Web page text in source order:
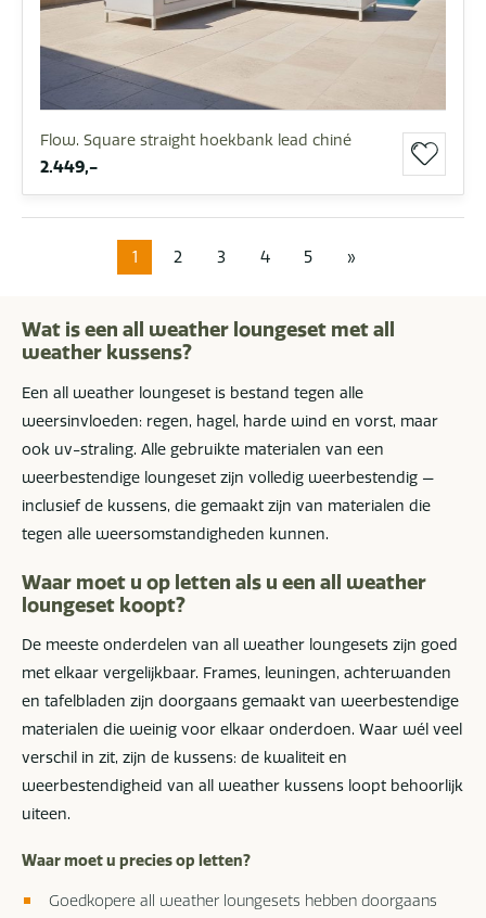
Flow. Square straight hoekbank lead chiné
2.449,-
1 2 3 4 5 »
Wat is een all weather loungeset met all
weather kussens?
Een all weather loungeset is bestand tegen alle
weersinvloeden: regen, hagel, harde wind en vorst, maar
ook uv-straling. Alle gebruikte materialen van een
weerbestendige loungeset zijn volledig weerbestendig —
inclusief de kussens, die gemaakt zijn van materialen die
tegen alle weersomstandigheden kunnen.
Waar moet u op letten als u een all weather
loungeset koopt?
De meeste onderdelen van all weather loungesets zijn goed
met elkaar vergelijkbaar. Frames, leuningen, achterwanden
en tafelbladen zijn doorgaans gemaakt van weerbestendige
materialen die weinig voor elkaar onderdoen. Waar wél veel
verschil in zit, zijn de kussens: de kwaliteit en
weerbestendigheid van all weather kussens loopt behoorlijk
uiteen.
Waar moet u precies op letten?
Goedkopere all weather loungesets hebben doorgaans